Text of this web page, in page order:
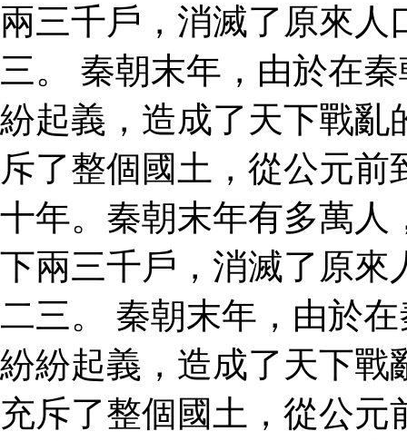
兩三千戶，消滅了原來
三。 秦朝末年，由於在
紛起義，造成了天下戰亂
斥了整個國土，從公元
十年。秦朝末年有多萬人
下兩三千戶，消滅了原來
二三。 秦朝末年，由於
紛紛起義，造成了天下戰
充斥了整個國土，從公